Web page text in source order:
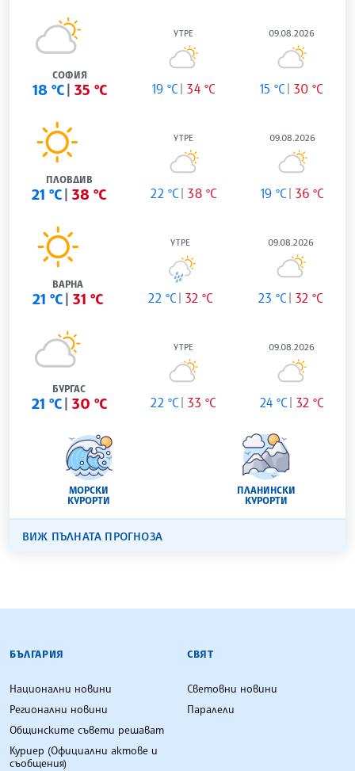
СОФИЯ
18 °C 35 °C
УТРЕ
19 °C 34 °C
09.08.2026
15 °C 30 °C
ПЛОВДИВ
21 °C 38 °C
УТРЕ
22 °C 38 °C
09.08.2026
19 °C 36 °C
ВАРНА
21 °C 31 °C
УТРЕ
22 °C 32 °C
09.08.2026
23 °C 32 °C
БУРГАС
21 °C 30 °C
УТРЕ
22 °C 33 °C
09.08.2026
24 °C 32 °C
МОРСКИ
КУРОРТИ
ПЛАНИНСКИ
КУРОРТИ
ВИЖ ПЪЛНАТА ПРОГНОЗА
БЪЛГАРСКА ТЕЛЕГРАФНА АГЕНЦИЯ
БЪЛГАРИЯ
Национални новини
Регионални новини
Общинските съвети решават
Куриер (Официални актове и
съобщения)
СВЯТ
Световни новини
Паралели